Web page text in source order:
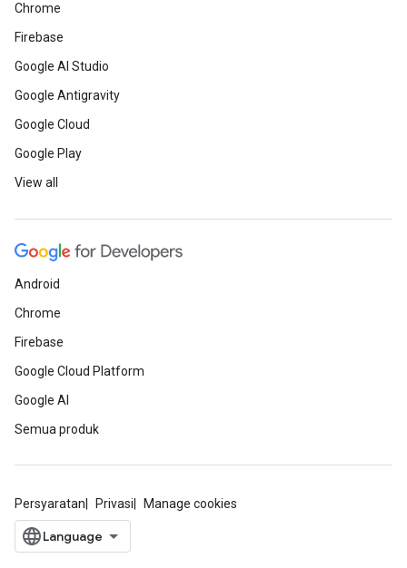
Chrome
Firebase
Google AI Studio
Google Antigravity
Google Cloud
Google Play
View all
Android
Chrome
Firebase
Google Cloud Platform
Google AI
Semua produk
Persyaratan Privasi Manage cookies